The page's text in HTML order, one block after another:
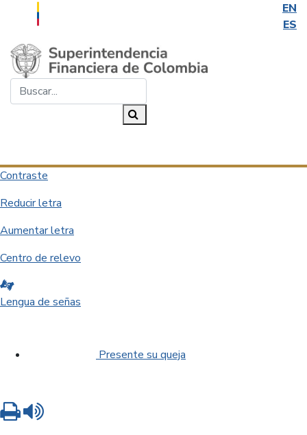
EN
ES
Saltar al contenido principal
Contraste
Reducir letra
Aumentar letra
Centro de relevo
Lengua de señas
Presente su queja
Imprimir